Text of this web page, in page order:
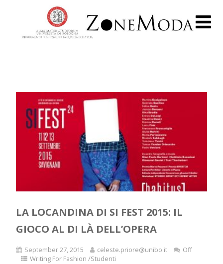
LA LOCANDINA DI SI FEST 2015: IL
GIOCO AL DI LÀ DELL’OPERA
September 27, 2015 celeste.priore@unibo.it
Off
Writing For Fashion /Studenti